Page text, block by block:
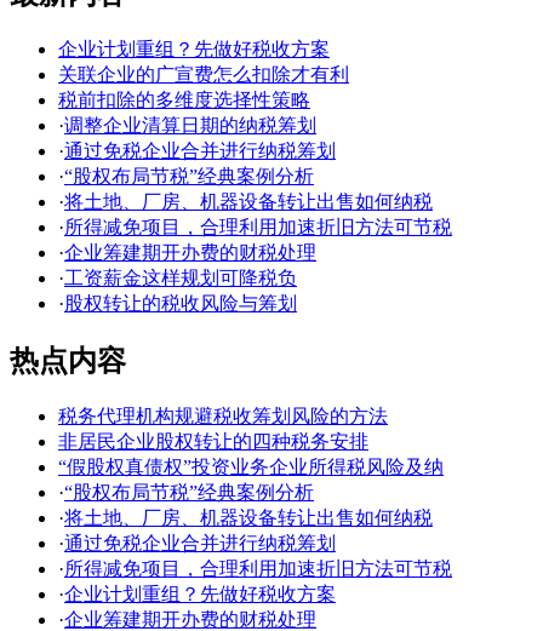
企业计划重组？先做好税收方案
关联企业的广宣费怎么扣除才有利
税前扣除的多维度选择性策略
·调整企业清算日期的纳税筹划
·通过免税企业合并进行纳税筹划
·“股权布局节税”经典案例分析
·将土地、厂房、机器设备转让出售如何纳税
·所得减免项目，合理利用加速折旧方法可节税
·企业筹建期开办费的财税处理
·工资薪金这样规划可降税负
·股权转让的税收风险与筹划
热点内容
税务代理机构规避税收筹划风险的方法
非居民企业股权转让的四种税务安排
“假股权真债权”投资业务企业所得税风险及纳
·“股权布局节税”经典案例分析
·将土地、厂房、机器设备转让出售如何纳税
·通过免税企业合并进行纳税筹划
·所得减免项目，合理利用加速折旧方法可节税
·企业计划重组？先做好税收方案
·企业筹建期开办费的财税处理